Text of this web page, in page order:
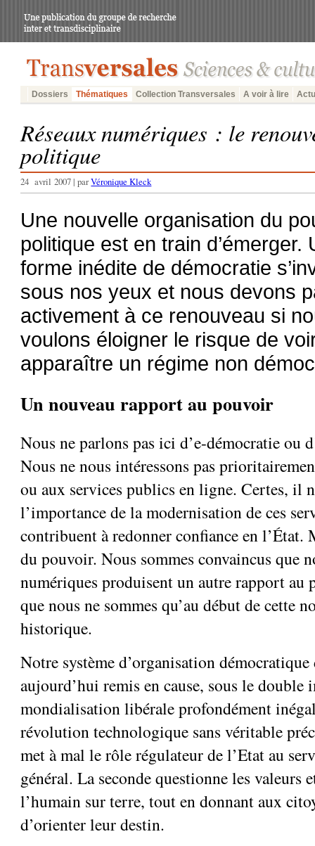
Dossiers Thématiques Collection Transversales A voir à lire
Réseaux numériques : le
politique
24 avril 2007 | parVéronique Kleck
Une nouvelle organisation du
politique est en train d’émerger.
forme inédite de démocratie
sous nos yeux et nous devons
activement à ce renouveau si
voulons éloigner le risque de
apparaître un régime non
Un nouveau rapport au pouvoir
Nous ne parlons pas ici d’e-démocratie ou
Nous ne nous intéressons pas
ou aux services publics en ligne. Certes, il
l’importance de la modernisation de ces
contribuent à redonner confiance en l’État.
du pouvoir. Nous sommes convaincus que
numériques produisent un autre rapport
que nous ne sommes qu’au début de cette
historique.
Notre système d’organisation
aujourd’hui remis en cause, sous le double
mondialisation libérale profondément
révolution technologique sans véritable
met à mal le rôle régulateur de l’Etat au
général. La seconde questionne les valeurs
l’humain sur terre, tout en donnant aux
d’orienter leur destin.